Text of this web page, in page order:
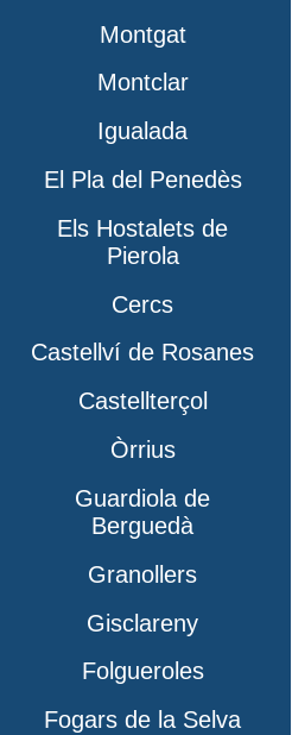
Montgat
Montclar
Igualada
El Pla del Penedès
Els Hostalets de
Pierola
Cercs
Castellví de Rosanes
Castellterçol
Òrrius
Guardiola de
Berguedà
Granollers
Gisclareny
Folgueroles
Fogars de la Selva